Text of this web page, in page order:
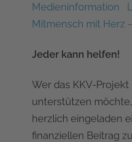
Medieninformation
Mitmensch mit Herz
Jeder kann helfen!
Wer das KKV-Projekt
unterstützen
herzlich eingeladen
finanziellen Beitrag